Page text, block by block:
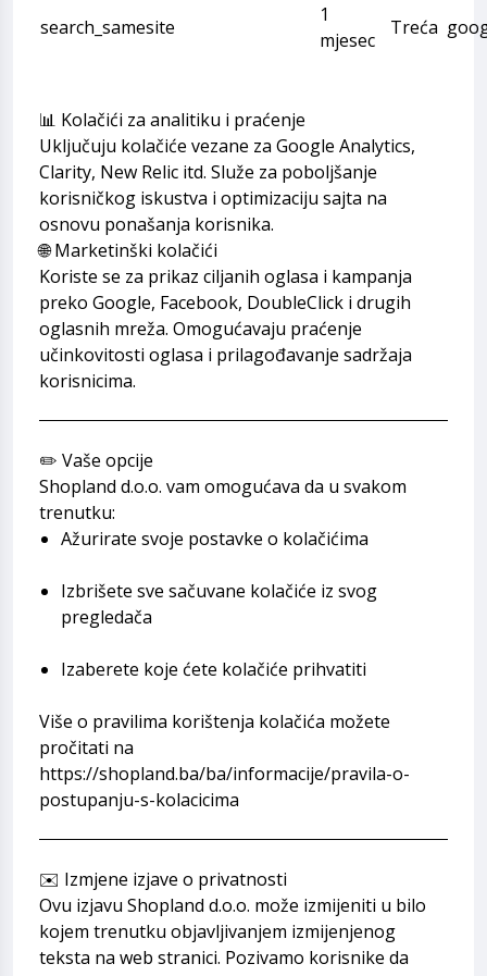
search_samesite
1
mjesec
Treća
📊 Kolačići za analitiku i praćenje
Uključuju kolačiće vezane za Google Analytics,
Clarity, New Relic itd. Služe za poboljšanje
korisničkog iskustva i optimizaciju sajta na
osnovu ponašanja korisnika.
🌐 Marketinški kolačići
Koriste se za prikaz ciljanih oglasa i kampanja
preko Google, Facebook, DoubleClick i drugih
oglasnih mreža. Omogućavaju praćenje
učinkovitosti oglasa i prilagođavanje sadržaja
korisnicima.
✏️ Vaše opcije
Shopland d.o.o. vam omogućava da u svakom
trenutku:
Ažurirate svoje postavke o kolačićima
Izbrišete sve sačuvane kolačiće iz svog
pregledača
Izaberete koje ćete kolačiće prihvatiti
Više o pravilima korištenja kolačića možete
pročitati na
https://shopland.ba/ba/informacije/pravila-o-
postupanju-s-kolacicima
✉️ Izmjene izjave o privatnosti
Ovu izjavu Shopland d.o.o. može izmijeniti u bilo
kojem trenutku objavljivanjem izmijenjenog
teksta na web stranici. Pozivamo korisnike da